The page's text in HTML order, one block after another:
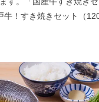
牛！すき焼きセット（